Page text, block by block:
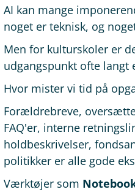
AI kan mange
noget er teknisk, og
Men for kulturskoler er
udgangspunkt ofte langt
Hvor mister vi tid på
Forældrebreve,
FAQ'er, interne
holdbeskrivelser,
politikker er alle gode
Værktøjer som